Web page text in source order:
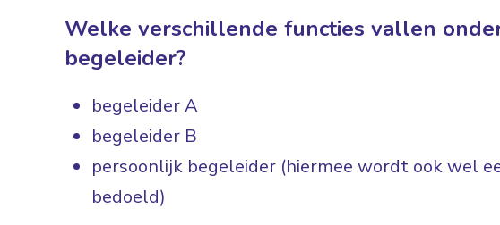
Welke verschillende functies vallen
begeleider?
begeleider A
begeleider B
persoonlijk begeleider (hiermee wordt ook wel
bedoeld)